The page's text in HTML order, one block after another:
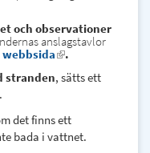
och observationer
anslagstavlor
(link
external)
.
stranden, sätts ett
det finns ett
bada i vattnet.